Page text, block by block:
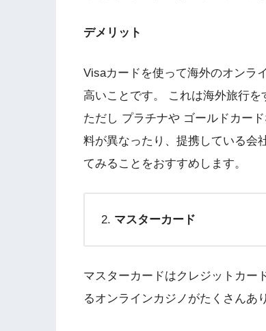
デメリット
Visaカードを使って海外のオンラ
高いことです。 これは海外旅行を
ただし プラチナや ゴールドカー
料が異なったり、提携している会
てみることをおすすめします。
マスターカード
マスターカードはクレジットカー
るオンラインカジノがたくさんあ